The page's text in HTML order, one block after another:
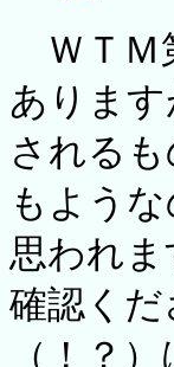
ＷＴＭ
ありま
される
もよう
思われ
確認く
（！？